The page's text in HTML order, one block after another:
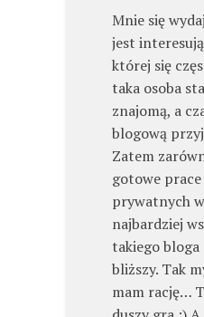
Mnie się
jest
której się
taka osoba
znajomą, a
blogową
Zatem
gotowe
prywatnych
najbardziej
takiego bloga
bliższy. Tak
mam rację…